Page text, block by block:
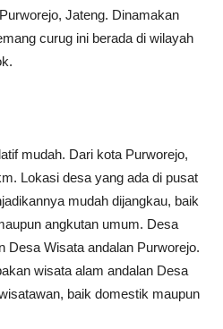
Jateng. Dinamakan
curug ini berada di wilayah
mudah. Dari kota Purworejo,
Lokasi desa yang ada di pusat
mudah dijangkau, baik
angkutan umum. Desa
Desa Wisata andalan Purworejo.
wisata alam andalan Desa
baik domestik maupun